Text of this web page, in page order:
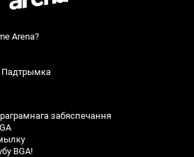
Arena?
Падтрымка
забяспечання
BGA!